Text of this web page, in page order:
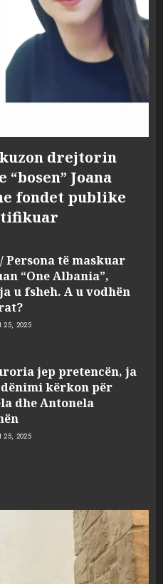
drejtorin
Joana
fondet publike
Persona të maskuar
“One Albania”,
u fsheh. A u vodhën
25, 2025
jep pretencën, ja
kërkon për
dhe Antonela
25, 2025